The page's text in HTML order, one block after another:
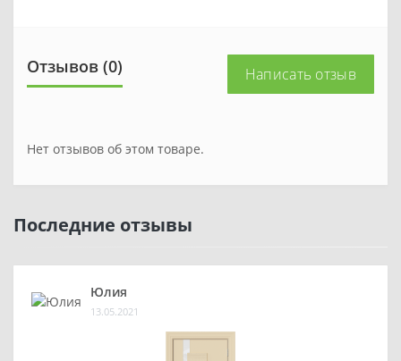
Отзывов (0) Написать отзыв
Нет отзывов об этом товаре.
Последние отзывы
Юлия
13.05.2021